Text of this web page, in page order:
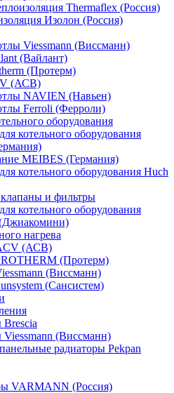
Thermaflex (Россия)
Изолон (Россия)
Viessmann (Виссманн)
(Вайлант)
(Протерм)
(АСВ)
NAVIEN (Навьен)
Ferroli (Ферроли)
оборудования
котельного оборудования
MEIBES (Германия)
котельного оборудования Huch
и фильтры
котельного оборудования
нагрева
(АСВ)
(Протерм)
(Виссманн)
(Сансистем)
Brescia
Viessmann (Виссманн)
радиаторы Pekpan
VARMANN (Россия)